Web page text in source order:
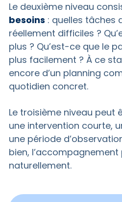
Le deuxième niveau
besoins : quelles tâches
réellement difficiles ?
plus ? Qu’est-ce que le
plus facilement ? À ce
encore d’un planning
quotidien concret.
Le troisième niveau peut
une intervention courte,
une période
bien,
naturellement.